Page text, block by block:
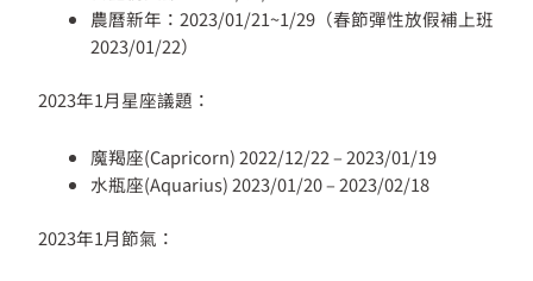
農曆新年：2023/01/21~1/29（春節彈性放假補上班
2023/01/22）
2023年1月星座議題：
魔羯座(Capricorn) 2022/12/22 – 2023/01/19
水瓶座(Aquarius) 2023/01/20 – 2023/02/18
2023年1月節氣：